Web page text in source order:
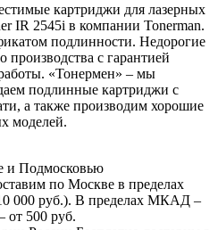
картриджи для лазерных
IR 2545i в компании Tonerman.
подлинности. Недорогие
с гарантией
«Тонермен» – мы
подлинные картриджи с
а также производим хорошие
моделей.
и Подмосковью
по Москве в пределах
000 руб.). В пределах МКАД –
от 500 руб.